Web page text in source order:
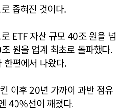
좁혀진 것이다.
ETF 자산 규모 40조 원을 넘
원을 업계 최초로 돌파했다.
한편에서 나왔다.
이후 20년 가까이 과반 점유
40%선이 깨졌다.